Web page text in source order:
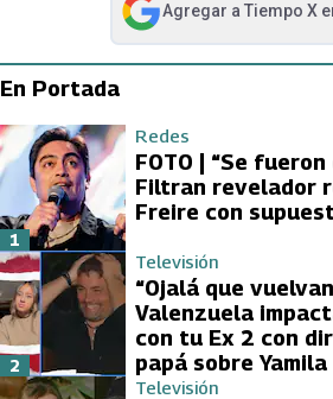
Agregar a Tiempo X
abre en nueva pestaña
En Portada
Redes
FOTO | “Se fueron
Filtran revelador
Freire con
1
Televisión
“Ojalá que
Valenzuela
con tu Ex 2 con
papá sobre
2
Televisión